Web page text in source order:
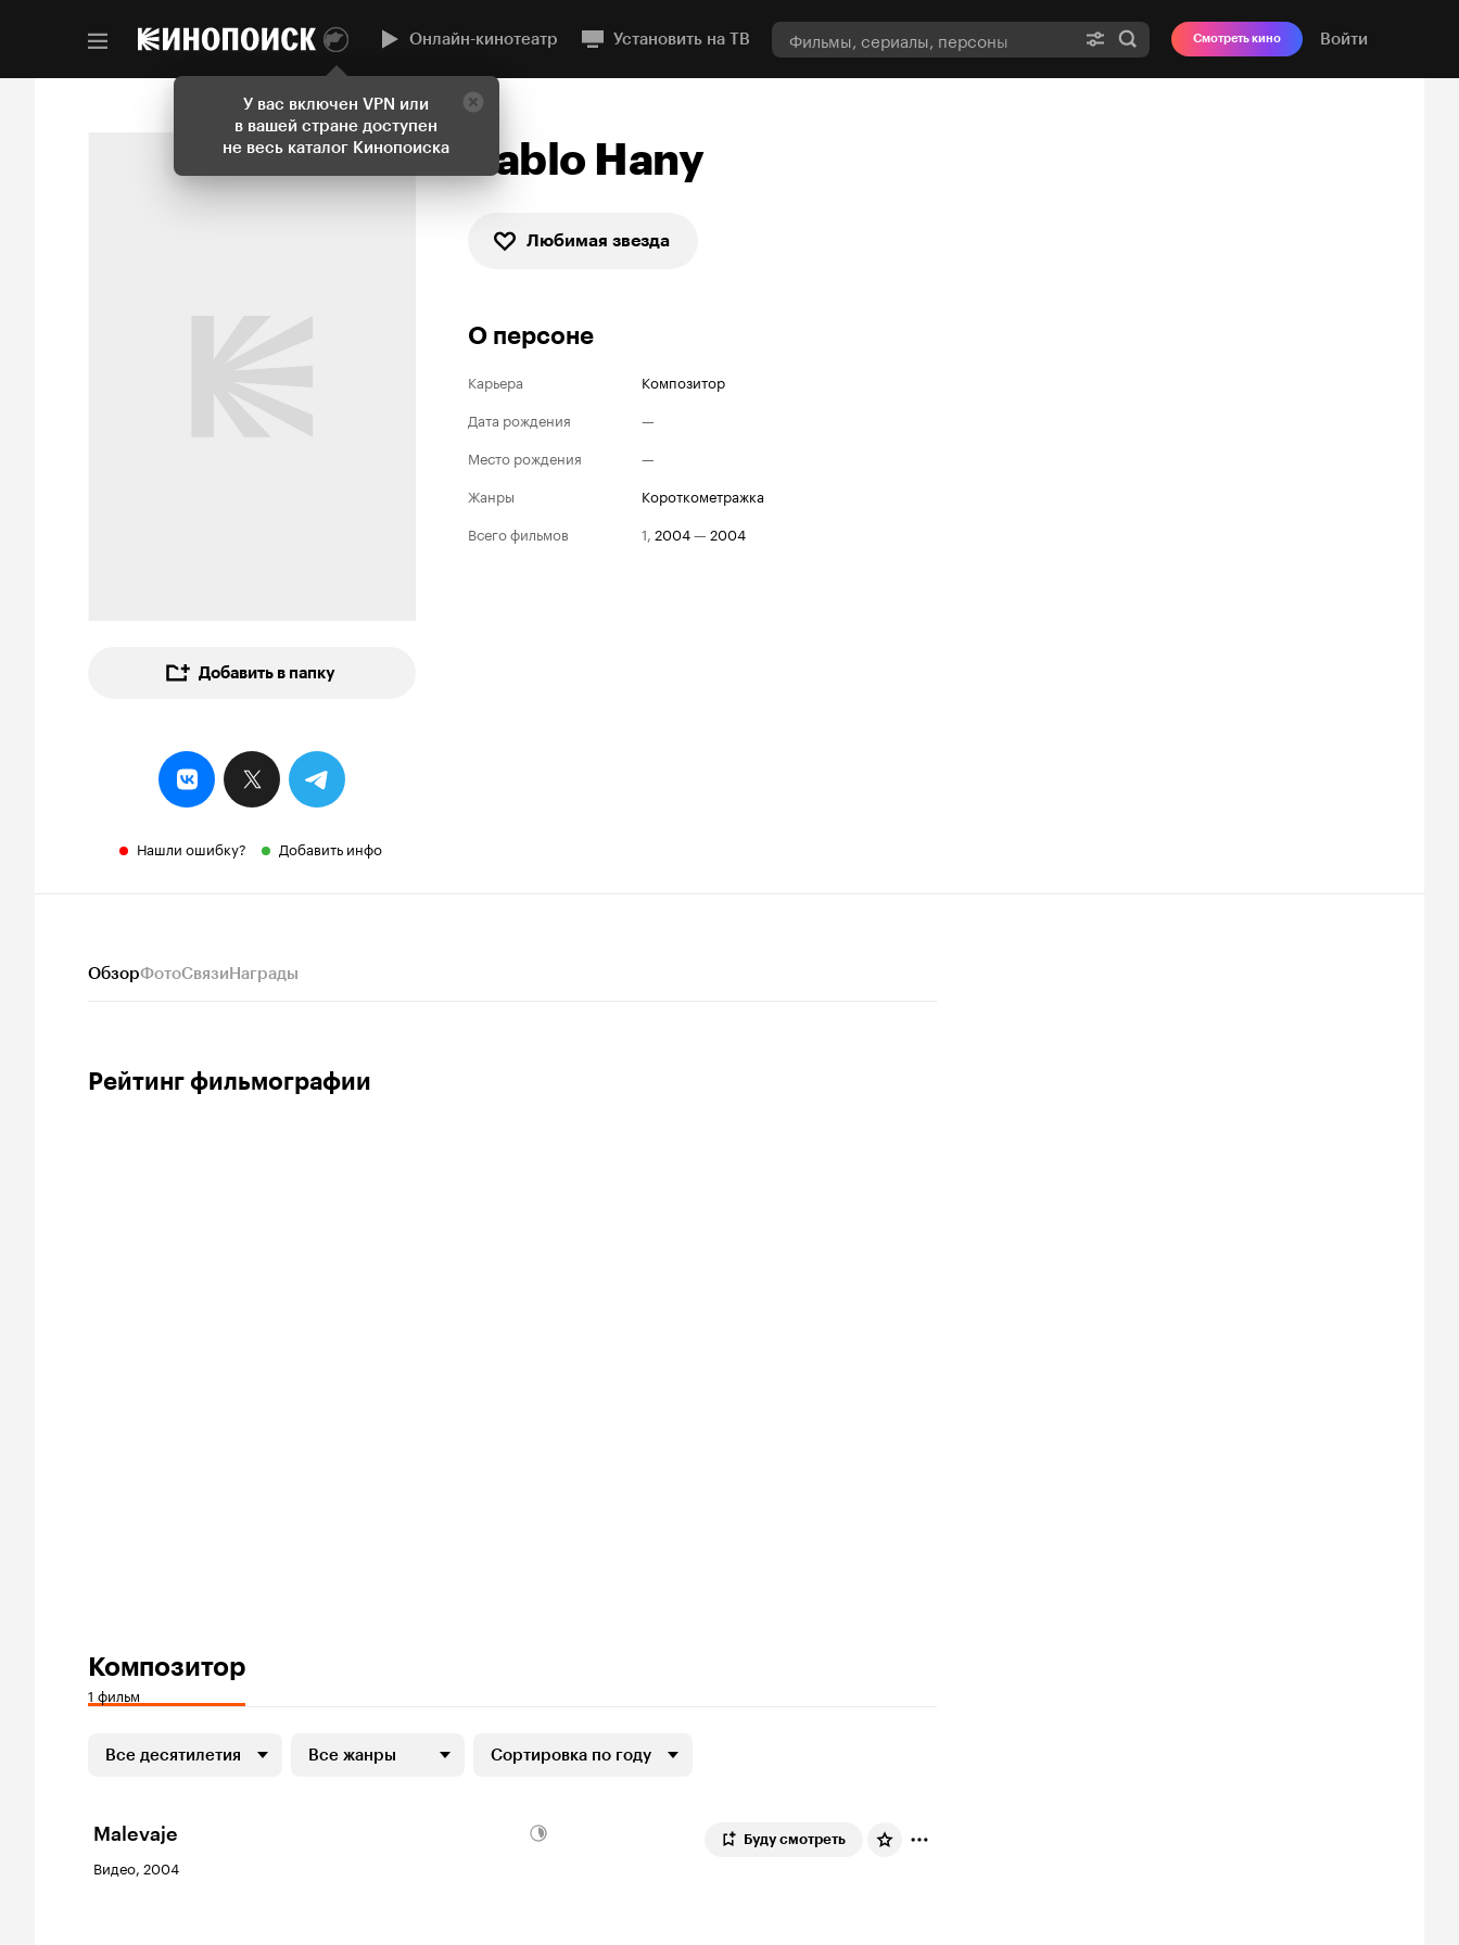
У вас включен VPN или
в вашей стране доступен
не весь каталог Кинопоиска
Онлайн-кинотеатр Установить на ТВ Смотреть кино Войти
Добавить в папку
Нашли ошибку? Добавить инфо
Pablo Hany
Любимая звезда
О персоне
Карьера
Композитор
Дата рождения
—
Место рождения
—
Жанры
короткометражка
Всего фильмов
1, 2004— 2004
ОбзорФотоСвязиНаграды
Рейтинг фильмографии
Композитор
1 фильм
Все десятилетия Все жанры Сортировка по году
Malevaje
Видео, 2004
Буду смотреть